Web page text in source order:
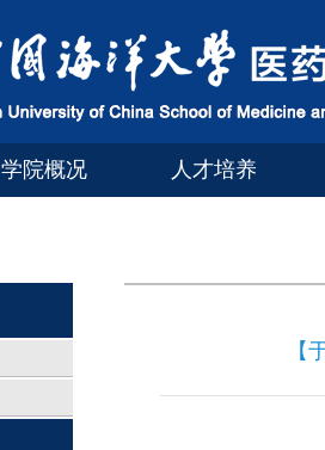
学院概况 人才培养
【